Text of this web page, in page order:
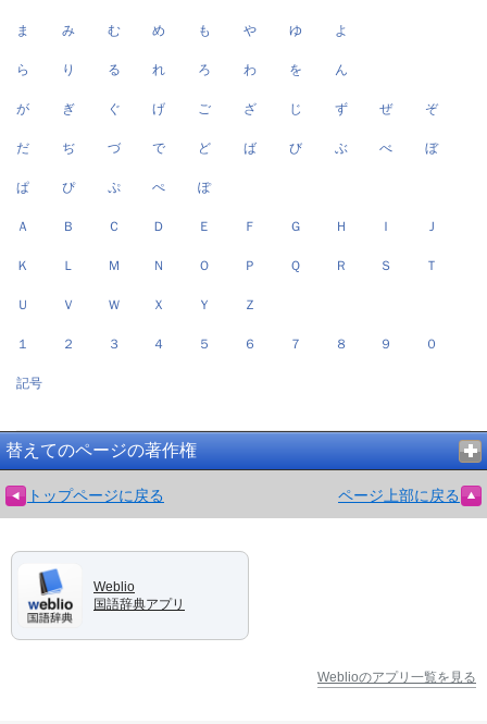
ま み む め も や ゆ よ
ら り る れ ろ わ を ん
が ぎ ぐ げ ご ざ じ ず ぜ ぞ
だ ぢ づ で ど ば び ぶ べ ぼ
ぱ ぴ ぷ ぺ ぽ
Ａ Ｂ Ｃ Ｄ Ｅ Ｆ Ｇ Ｈ Ｉ Ｊ
Ｋ Ｌ Ｍ Ｎ Ｏ Ｐ Ｑ Ｒ Ｓ Ｔ
Ｕ Ｖ Ｗ Ｘ Ｙ Ｚ
１ ２ ３ ４ ５ ６ ７ ８ ９ ０
記号
替えてのページの著作権
トップページに戻る ページ上部に戻る
Weblio
国語辞典アプリ
Weblioのアプリ一覧を見る